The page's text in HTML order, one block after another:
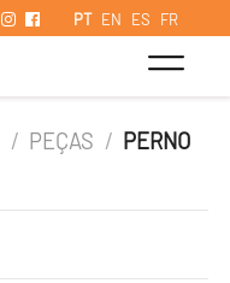
PT EN ES FR
/ PEÇAS / PERNO